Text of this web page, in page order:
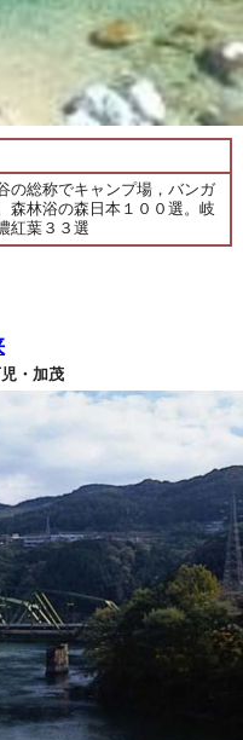
の総称でキャンプ場，バンガ
森林浴の森日本１００選。岐
紅葉３３選
・加茂